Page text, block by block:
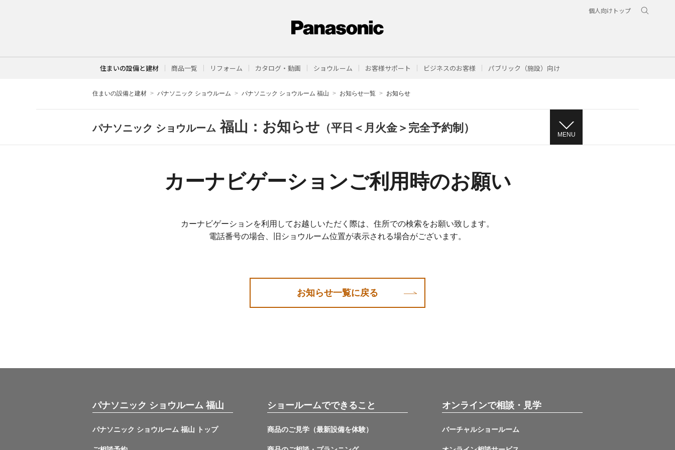
個人向けトップ
住まいの設備と建材 商品一覧 リフォーム カタログ・動画 ショウルーム お客様サポート ビジネスのお客様 パブリック（施設）向け
住まいの設備と建材 パナソニック ショウルーム パナソニック ショウルーム 福山 お知らせ一覧 お知らせ
パナソニック ショウルーム 福山：お知らせ （平日＜月火金＞完全予約制）
MENU
カーナビゲーションご利用時のお願い
カーナビゲーションを利用してお越しいただく際は、住所での検索をお願い致します。
電話番号の場合、旧ショウルーム位置が表示される場合がございます。
お知らせ一覧に戻る
パナソニック ショウルーム 福山
パナソニック ショウルーム 福山 トップ
ショールームでできること
商品のご見学（最新設備を体験）
オンラインで相談・見学
バーチャルショールーム